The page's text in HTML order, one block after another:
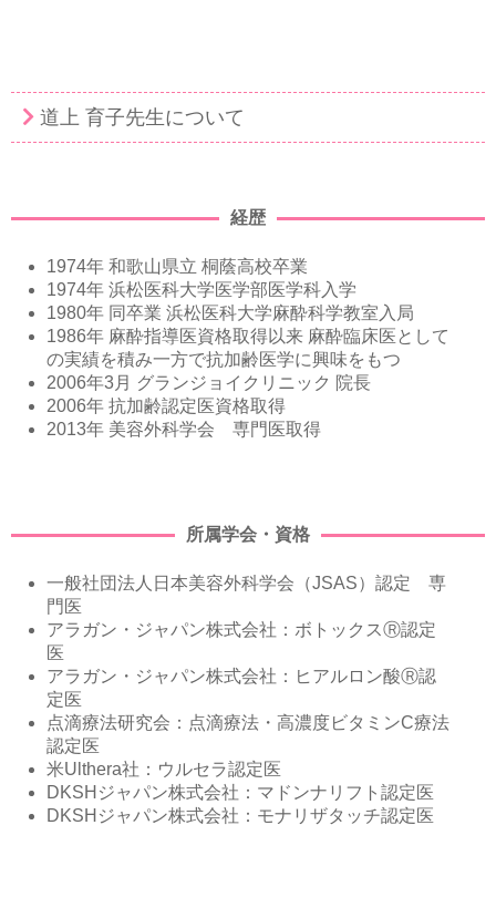
道上 育子先生について
経歴
1974年 和歌山県立 桐蔭高校卒業
1974年 浜松医科大学医学部医学科入学
1980年 同卒業 浜松医科大学麻酔科学教室入局
1986年 麻酔指導医資格取得以来 麻酔臨床医として
の実績を積み一方で抗加齢医学に興味をもつ
2006年3月 グランジョイクリニック 院長
2006年 抗加齢認定医資格取得
2013年 美容外科学会 専門医取得
所属学会・資格
一般社団法人日本美容外科学会（JSAS）認定 専
門医
アラガン・ジャパン株式会社：ボトックスⓇ認定
医
アラガン・ジャパン株式会社：ヒアルロン酸Ⓡ認
定医
点滴療法研究会：点滴療法・高濃度ビタミンC療法
認定医
米Ulthera社：ウルセラ認定医
DKSHジャパン株式会社：マドンナリフト認定医
DKSHジャパン株式会社：モナリザタッチ認定医